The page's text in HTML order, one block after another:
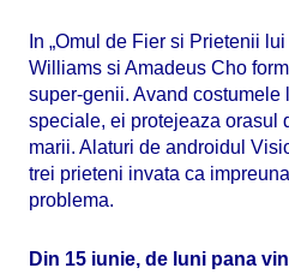
In „Omul de Fier si Prietenii
Williams si Amadeus Cho
super-genii. Avand costumele
speciale, ei protejeaza orasul
marii. Alaturi de androidul
trei prieteni invata ca
problema.
Din 15 iunie, de luni pana